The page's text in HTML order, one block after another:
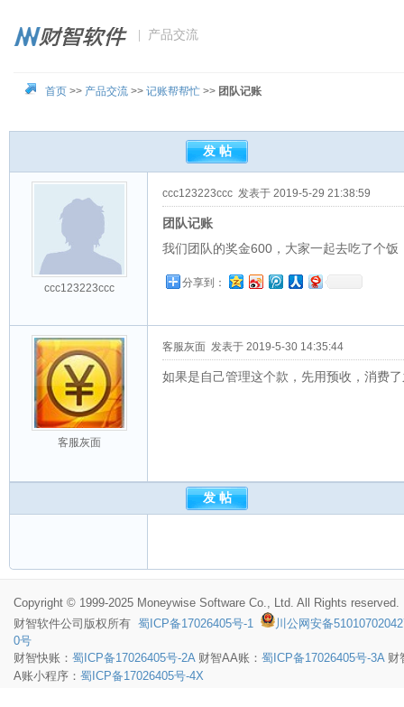
| 产品交流
首页 >> 产品交流 >> 记账帮帮忙 >> 团队记账
ccc123223ccc
ccc123223ccc 发表于 2019-5-29 21:38:59
团队记账
我们团队的奖金600，大家一起去吃了个
分享到：
客服灰面
客服灰面 发表于 2019-5-30 14:35:44
如果是自己管理这个款，先用预收，消费
Copyright © 1999-2025 Moneywise Software Co., Ltd. All Rights reserved.
财智软件公司版权所有 蜀ICP备17026405号-1
川公网安备
0号
财智快账： 蜀ICP备17026405号-2A财智AA账： 蜀ICP备17026405号-3A财
A账小程序： 蜀ICP备17026405号-4X